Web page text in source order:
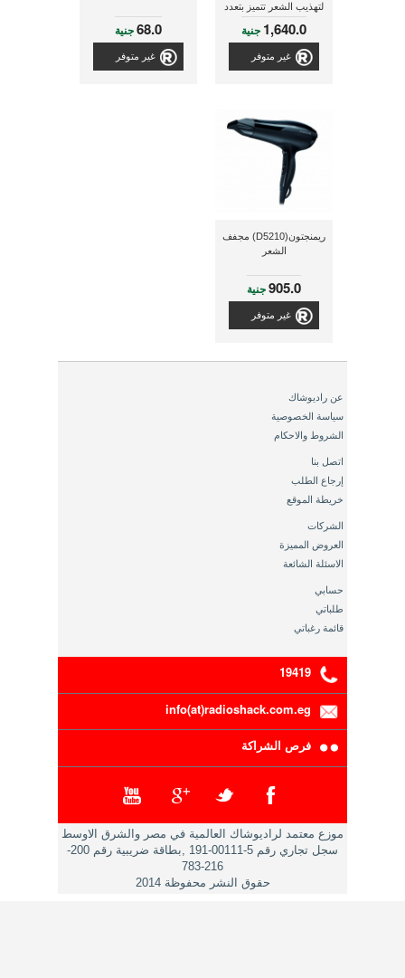
لتهذيب الشعر تتميز بتعدد
المهام التى يمكنها القيام
بها
1,640.0 جنية
غير متوفر
68.0جنية
غير متوفر
ريمنجتون(D5210) مجفف
الشعر
905.0جنية
غير متوفر
عن راديوشاك
سياسة الخصوصية
الشروط والاحكام
اتصل بنا
إرجاع الطلب
خريطة الموقع
الشركات
العروض المميزة
الاسئلة الشائعة
حسابي
طلباتي
قائمة رغباتي
19419
info(at)radioshack.com.eg
فرص الشراكة
موزع معتمد لراديوشاك العالمية في مصر والشرق الاوسط
سجل تجاري رقم 5-00111-191 ,بطاقة ضريبية رقم 200-
216-783
حقوق النشر محفوظة 2014